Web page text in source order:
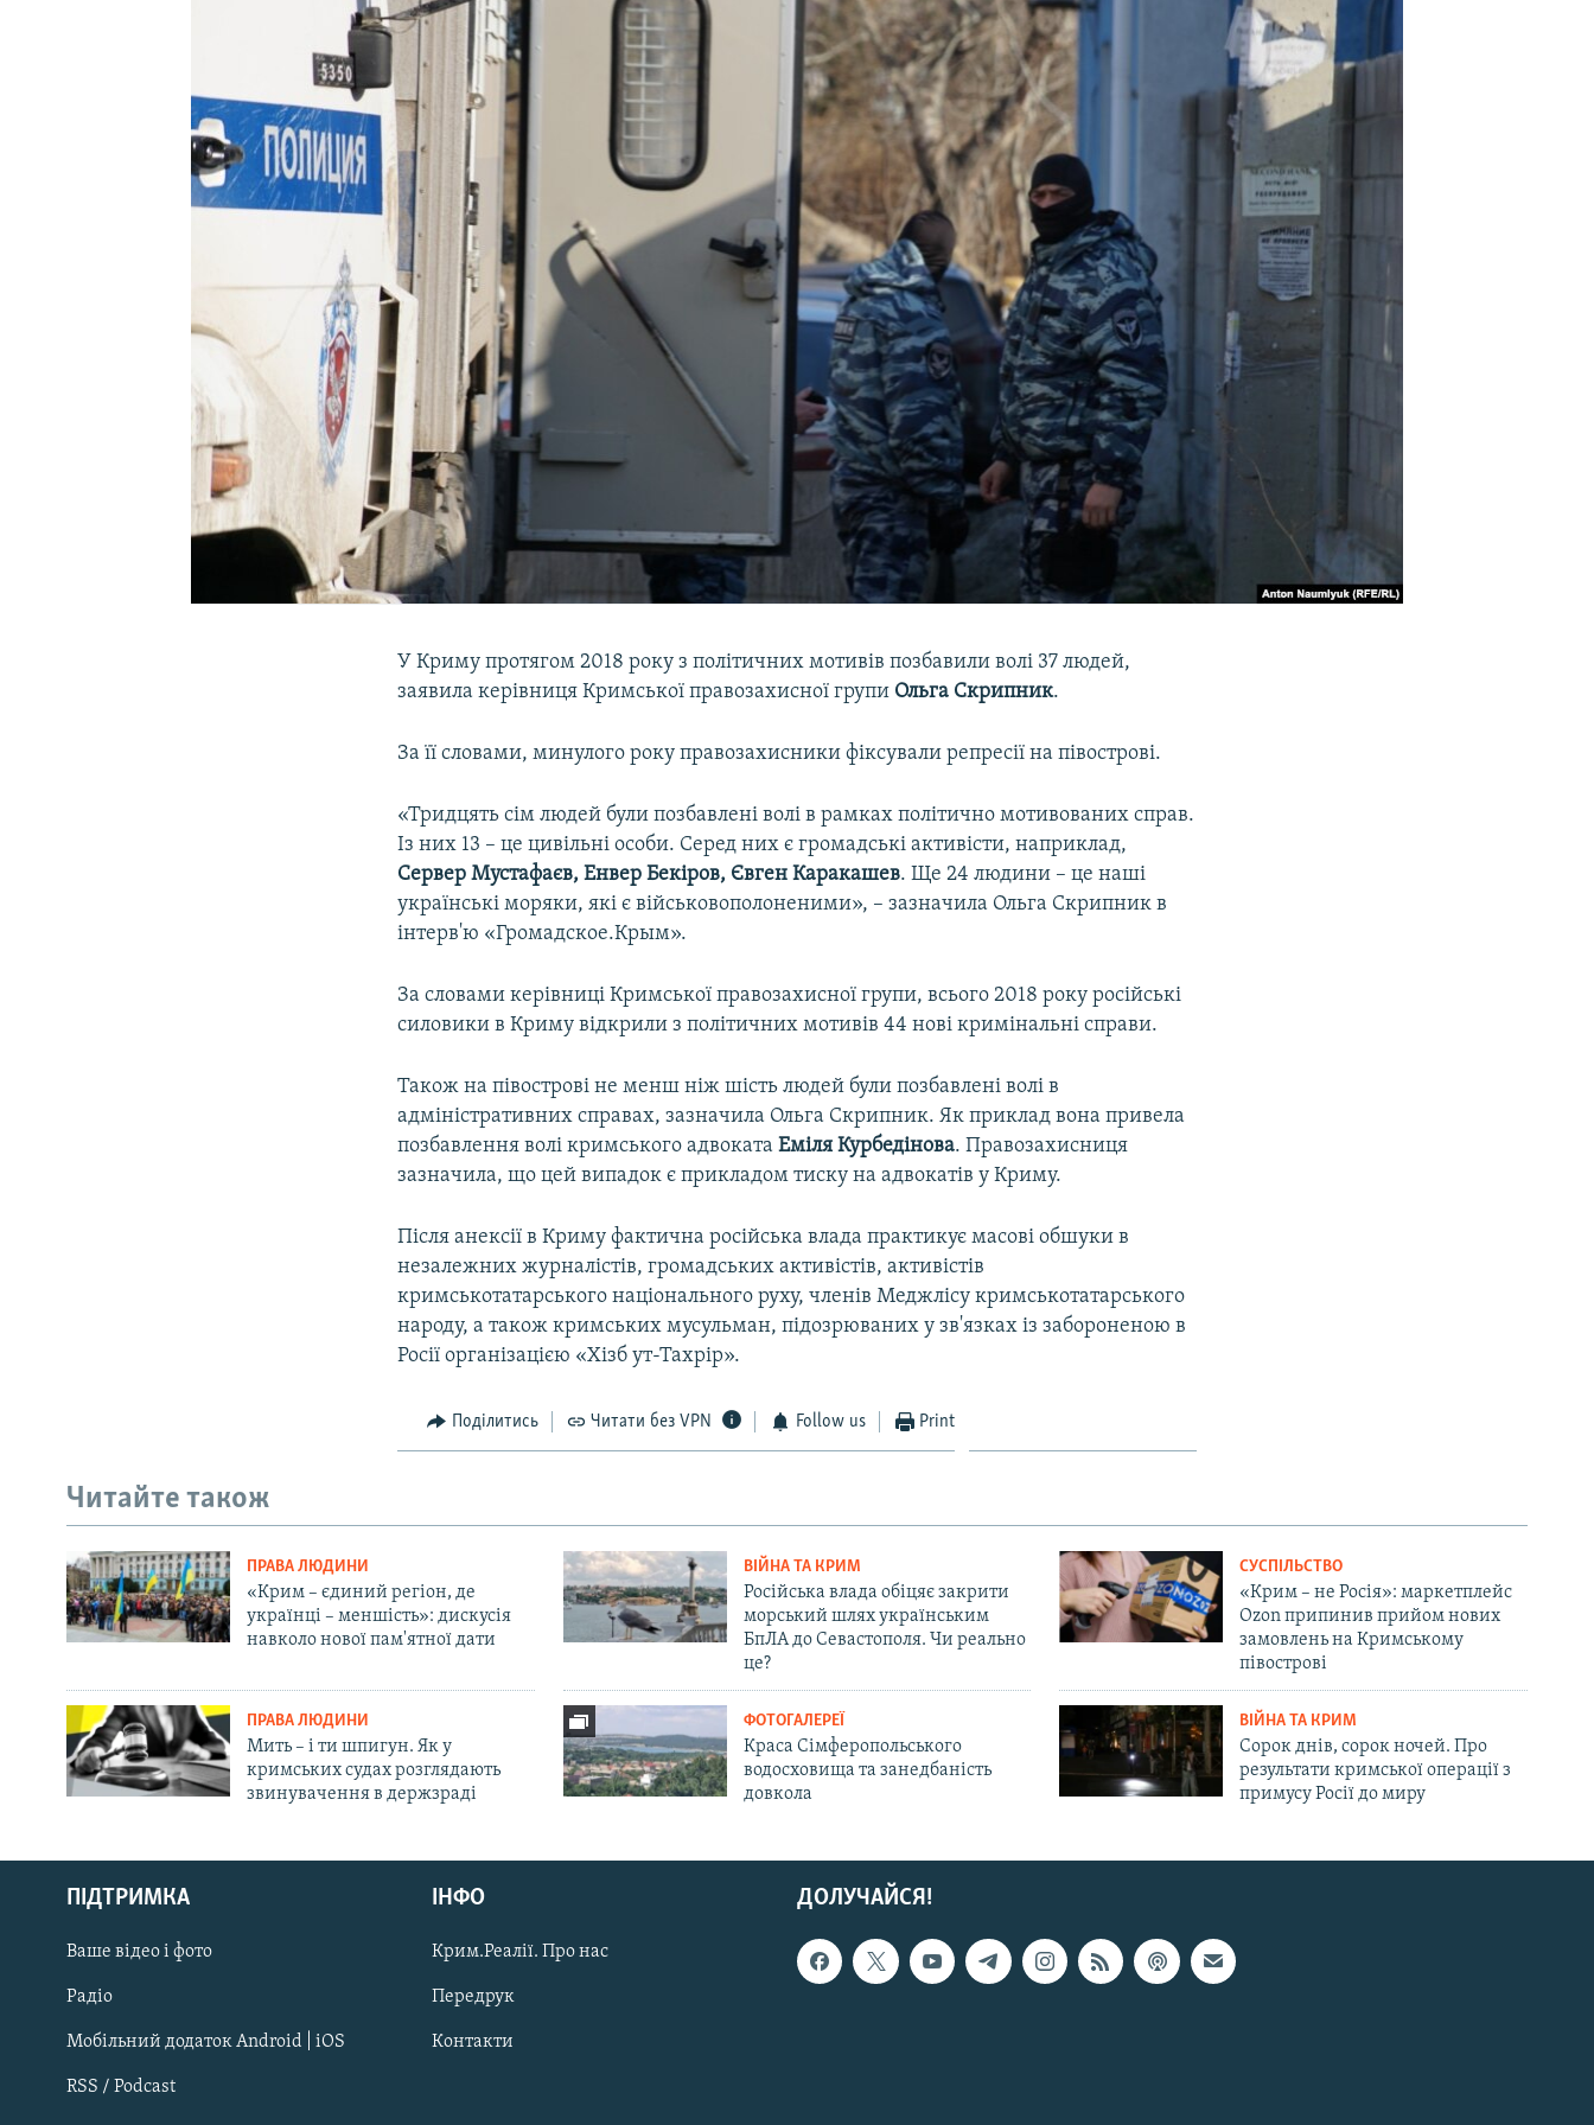
Русский
Qırımtatar
ДОЛУЧАЙСЯ!
У Криму протягом 2018 року з політичних мотивів позбавили волі 37 людей,
заявила керівниця Кримської правозахисної групи Ольга Скрипник.
За її словами, минулого року правозахисники фіксували репресії на півострові.
«Тридцять сім людей були позбавлені волі в рамках політично мотивованих справ.
Із них 13 – це цивільні особи. Серед них є громадські активісти, наприклад,
Сервер Мустафаєв, Енвер Бекіров, Євген Каракашев. Ще 24 людини – це наші
українські моряки, які є військовополоненими», – зазначила Ольга Скрипник в
інтерв'ю «Громадское.Крым».
За словами керівниці Кримської правозахисної групи, всього 2018 року російські
силовики в Криму відкрили з політичних мотивів 44 нові кримінальні справи.
Також на півострові не менш ніж шість людей були позбавлені волі в
адміністративних справах, зазначила Ольга Скрипник. Як приклад вона привела
позбавлення волі кримського адвокатаЕміля Курбедінова. Правозахисниця
зазначила, що цей випадок є прикладом тиску на адвокатів у Криму.
Після анексії в Криму фактична російська влада практикує масові обшуки в
незалежних журналістів, громадських активістів, активістів
кримськотатарського національного руху, членів Меджлісу кримськотатарського
народу, а також кримських мусульман, підозрюваних у зв'язках із забороненою в
Росії організацією «Хізб ут-Тахрір».
Поділитись Читати без VPN Follow us Print
Читайте також
ПРАВА ЛЮДИНИ
«Крим – єдиний регіон, де
українці – меншість»: дискусія
навколо нової пам'ятної дати
ВІЙНА ТА КРИМ
Російська влада обіцяє закрити
морський шлях українським
БпЛА до Севастополя. Чи реально
це?
СУСПІЛЬСТВО
«Крим – не Росія»: маркетплейс
Ozon припинив прийом нових
замовлень на Кримському
півострові
ПРАВА ЛЮДИНИ
Мить – і ти шпигун. Як у
кримських судах розглядають
звинувачення в держзраді
ФОТОГАЛЕРЕЇ
Краса Сімферопольського
водосховища та занедбаність
довкола
ВІЙНА ТА КРИМ
Сорок днів, сорок ночей. Про
результати кримської операції з
примусу Росії до миру
ДОЛУЧАЙСЯ!
ПІДТРИМКА
Ваше відео і фото
Радіо
Мобільний додаток Android | iOS
RSS / Podcast
ІНФО
Крим.Реалії. Про нас
Передрук
Контакти